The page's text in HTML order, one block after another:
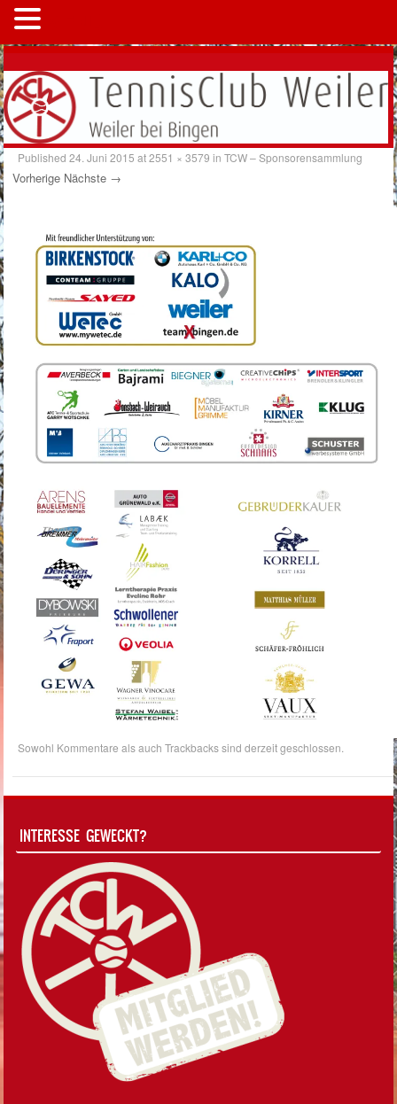
Published24. Juni 2015 at2551 × 3579 inTCW – Sponsorensammlung
Vorherige Nächste →
Sowohl Kommentare als auch Trackbacks sind derzeit geschlossen.
INTERESSE GEWECKT?